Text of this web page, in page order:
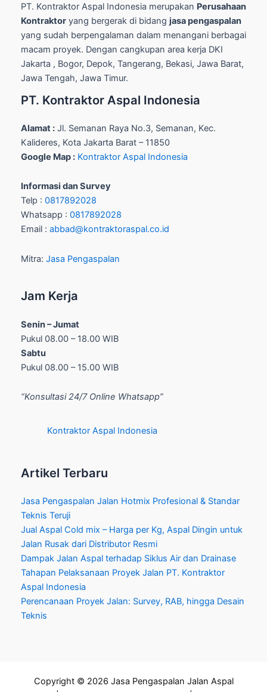
PT. Kontraktor Aspal Indonesia merupakan Perusahaan
Kontraktor yang bergerak di bidang jasa pengaspalan
yang sudah berpengalaman dalam menangani berbagai
macam proyek. Dengan cangkupan area kerja DKI
Jakarta , Bogor, Depok, Tangerang, Bekasi, Jawa Barat,
Jawa Tengah, Jawa Timur.
PT. Kontraktor Aspal Indonesia
Alamat : Jl. Semanan Raya No.3, Semanan, Kec.
Kalideres, Kota Jakarta Barat – 11850
Google Map : Kontraktor Aspal Indonesia
Informasi dan Survey
Telp : 0817892028
Whatsapp : 0817892028
Email : abbad@kontraktoraspal.co.id
Mitra: Jasa Pengaspalan
Jam Kerja
Senin – Jumat
Pukul 08.00 – 18.00 WIB
Sabtu
Pukul 08.00 – 15.00 WIB
“Konsultasi 24/7 Online Whatsapp”
Kontraktor Aspal Indonesia
Artikel Terbaru
Jasa Pengaspalan Jalan Hotmix Profesional & Standar
Teknis Teruji
Jual Aspal Cold mix – Harga per Kg, Aspal Dingin untuk
Jalan Rusak dari Distributor Resmi
Dampak Jalan Aspal terhadap Siklus Air dan Drainase
Tahapan Pelaksanaan Proyek Jalan PT. Kontraktor
Aspal Indonesia
Perencanaan Proyek Jalan: Survey, RAB, hingga Desain
Teknis
Copyright © 2026 Jasa Pengaspalan Jalan Aspal